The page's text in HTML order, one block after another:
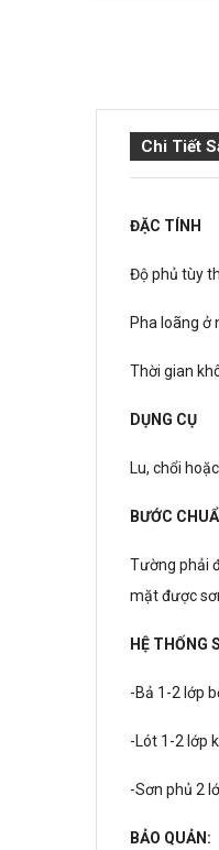
Chi Tiết
ĐẶC TÍNH
Độ phủ tùy
Pha loãng ở
Thời gian
DỤNG CỤ
Lu, chổi
BƯỚC
Tường phải
mặt được
HỆ THỐNG
-Bả 1-2 lớp
-Lót 1-2 lớp
-Sơn phủ 2
BẢO QUẢN: